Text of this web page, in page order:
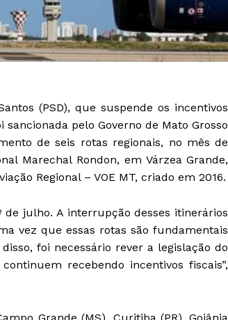
(PSD), que suspende os incentivos
pelo Governo de Mato Grosso
de seis rotas regionais, no mês de
Marechal Rondon, em Várzea Grande,
Regional – VOE MT, criado em 2016.
julho. A interrupção desses itinerários
vez que essas rotas são fundamentais
foi necessário rever a legislação do
recebendo incentivos fiscais”,